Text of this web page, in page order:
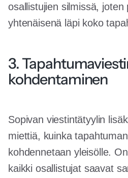
osallistujien silmissä,
yhtenäisenä läpi koko
3.
kohdentaminen
Sopivan viestintätyylin
miettiä, kuinka
kohdennetaan yleisölle.
kaikki osallistujat saavat